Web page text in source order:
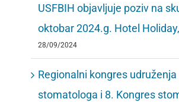
USFBIH objavljuje poziv na
oktobar 2024.g. Hotel
28/09/2024
Regionalni kongres udruženja
stomatologa i 8. Kongres